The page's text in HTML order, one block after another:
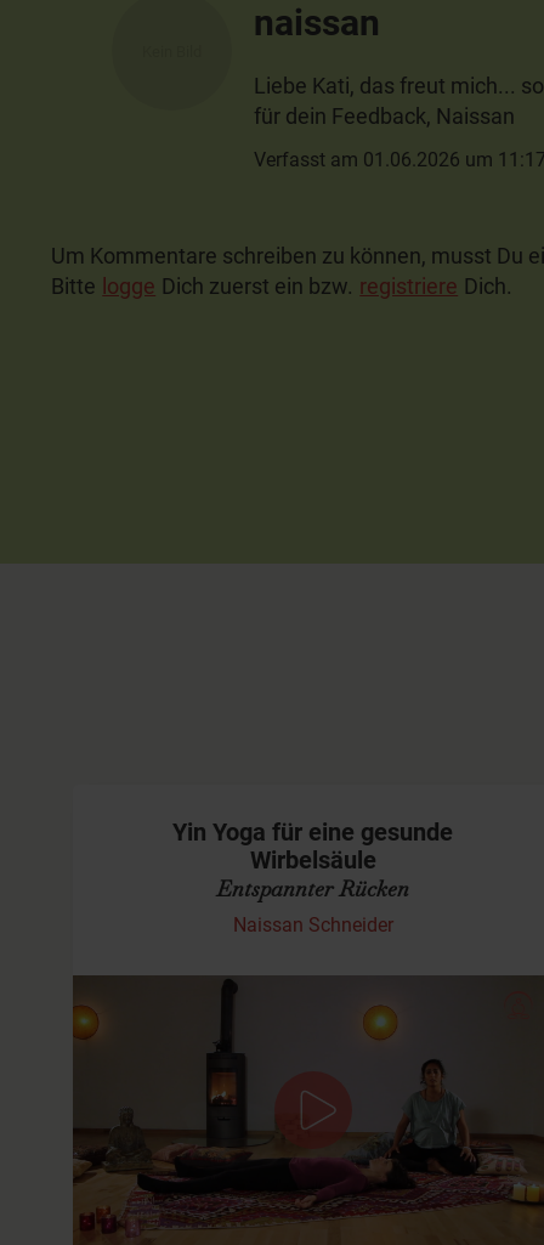
naissan
Liebe Kati, das freut mich...
für dein Feedback, Naissan
Verfasst am 01.06.2026 um 11:17
Um Kommentare schreiben zu können, musst Du
Bitte logge Dich zuerst ein bzw. registriere Dich.
Yin Yoga für eine gesunde
Wirbelsäule
Entspannter Rücken
Naissan Schneider
Yin Yoga mit Musik
In diesem Yin Yoga Video widmen wir uns der
Wirbelsäule, denn die Wirbelsäule ist von besonderer
Bedeutung für unser Wohlbefinden. Sie trägt uns und
hält uns aufrecht. Eine…